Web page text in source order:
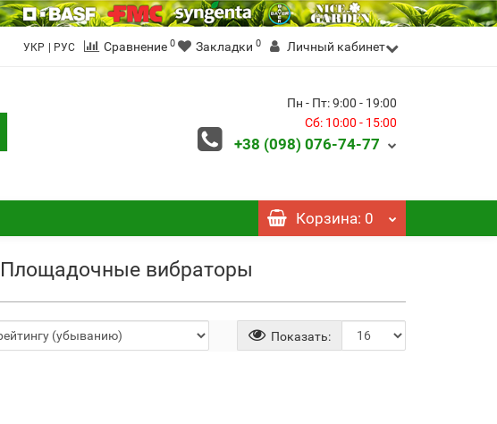
УКР | РУС Сравнение 0 Закладки 0 Личный кабинет
Пн - Пт: 9:00 - 19:00
Сб: 10:00 - 15:00
+38 (098) 076-74-77
Корзина: 0
Площадочные вибраторы
Показать: